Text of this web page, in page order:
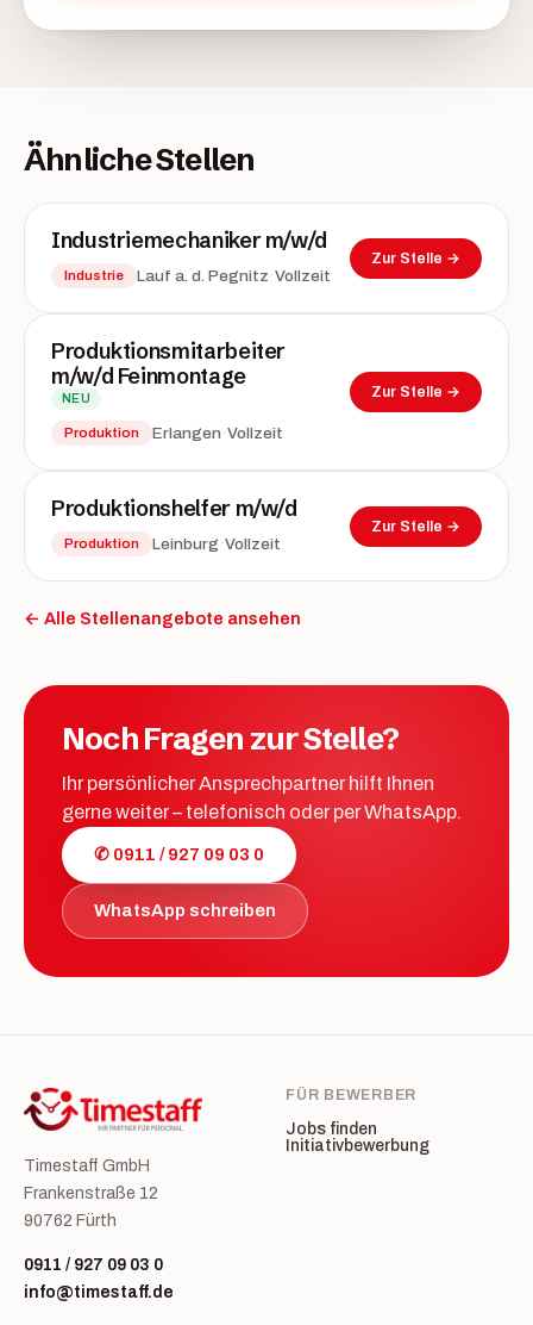
Ähnliche Stellen
Industriemechaniker m/w/d
Industrie Lauf a. d. Pegnitz ·Vollzeit
Zur Stelle →
Produktionsmitarbeiter
m/w/d Feinmontage
NEU
Produktion Erlangen ·Vollzeit
Zur Stelle →
Produktionshelfer m/w/d
Produktion Leinburg ·Vollzeit
Zur Stelle →
← Alle Stellenangebote ansehen
Noch Fragen zur Stelle?
Ihr persönlicher Ansprechpartner hilft Ihnen
gerne weiter – telefonisch oder per WhatsApp.
✆ 0911 / 927 09 03 0
WhatsApp schreiben
Timestaff GmbH
Frankenstraße 12
90762 Fürth
0911 / 927 09 03 0
info@timestaff.de
FÜR BEWERBER
Jobs finden
Initiativbewerbung